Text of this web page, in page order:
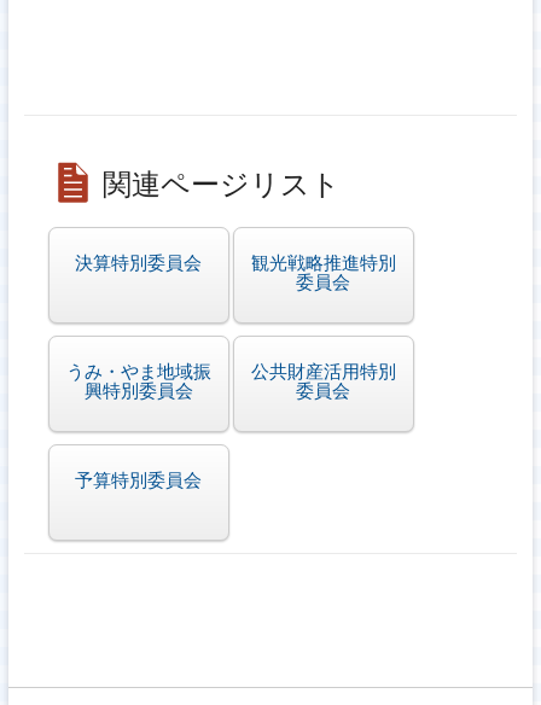
関連ページリスト
決算特別委員会
観光戦略推進特別
委員会
うみ・やま地域振
興特別委員会
公共財産活用特別
委員会
予算特別委員会